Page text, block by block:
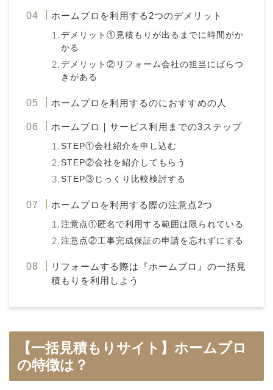
ホームプロを利用する2つのデメリット
デメリット①見積もりが出るまでに時間がか
かる
デメリット②リフォーム会社の担当にばらつ
きがある
ホームプロを利用するのにおすすめの人
ホームプロ｜サービス利用までの3ステップ
STEP①会社紹介を申し込む
STEP②会社を紹介してもらう
STEP③じっくり比較検討する
ホームプロを利用する際の注意点2つ
注意点①匿名で利用する範囲は限られている
注意点②工事完成保証の申請を忘れずにする
リフォームする際は『ホームプロ』の一括見
積もりを利用しよう
【一括見積もりサイト】ホームプロ
の特徴は？